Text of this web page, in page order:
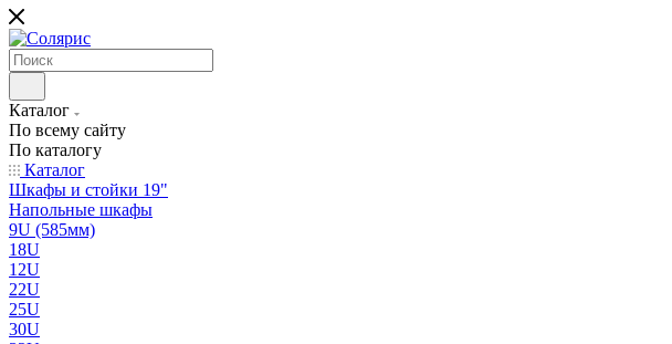
Каталог
По всему сайту
По каталогу
Каталог
Шкафы и стойки 19"
Напольные шкафы
9U (585мм)
18U
12U
22U
25U
30U